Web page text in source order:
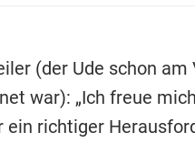
(der Ude schon
war): „Ich freue
ein richtiger